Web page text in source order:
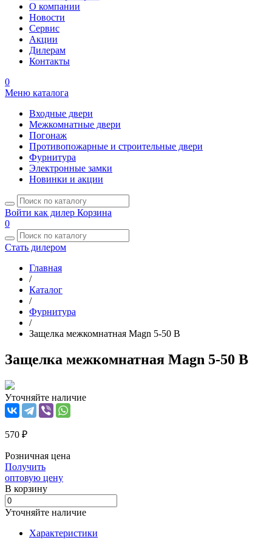
О компании
Новости
Сервис
Акции
Дилерам
Контакты
0
Меню каталога
Входные двери
Межкомнатные двери
Погонаж
Противопожарные и строительные двери
Фурнитура
Электронные замки
Новинки и акции
Войти как дилер Корзина
0
Стать дилером
Главная
/
Каталог
/
Фурнитура
/
Защелка межкомнатная Magn 5-50 B
Защелка межкомнатная Magn 5-50 B
Уточняйте наличие
570 ₽
Розничная цена
Получить
оптовую цену
В корзинy
Уточняйте наличие
Характеристики